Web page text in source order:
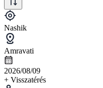
Nashik
Amravati
2026/08/09
+ Visszatérés